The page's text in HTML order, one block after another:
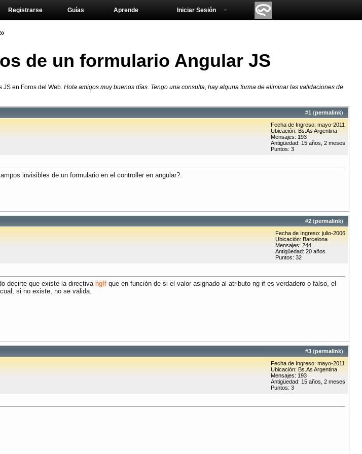
Aprende
Guías
Registrarse Iniciar Sesión
»
de un formulario Angular JS
JS en Foros del Web. Hola amigos muy buenos días. Tengo una consulta, hay alguna forma de eliminar las validaciones de
#1 (permalink)
Fecha de Ingreso: mayo-2011
Ubicación: Bs.As Argentina
Mensajes: 193
Antigüedad: 15 años, 2 meses
Puntos: 3
invisibles de un formulario en el controller en angular?.
#2 (permalink)
Fecha de Ingreso: julio-2006
Ubicación: Barcelona
Mensajes: 244
Antigüedad: 20 años
Puntos: 32
decirte que existe la directiva ngIf que en función de si el valor asignado al atributo ng-if es verdadero o falso, el
si no existe, no se valida.
#3 (permalink)
Fecha de Ingreso: mayo-2011
Ubicación: Bs.As Argentina
Mensajes: 193
Antigüedad: 15 años, 2 meses
Puntos: 3